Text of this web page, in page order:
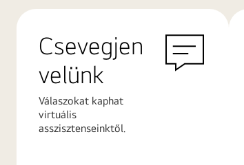
Csevegjen
velünk
Válaszokat kaphat
virtuális
asszisztenseinktől.